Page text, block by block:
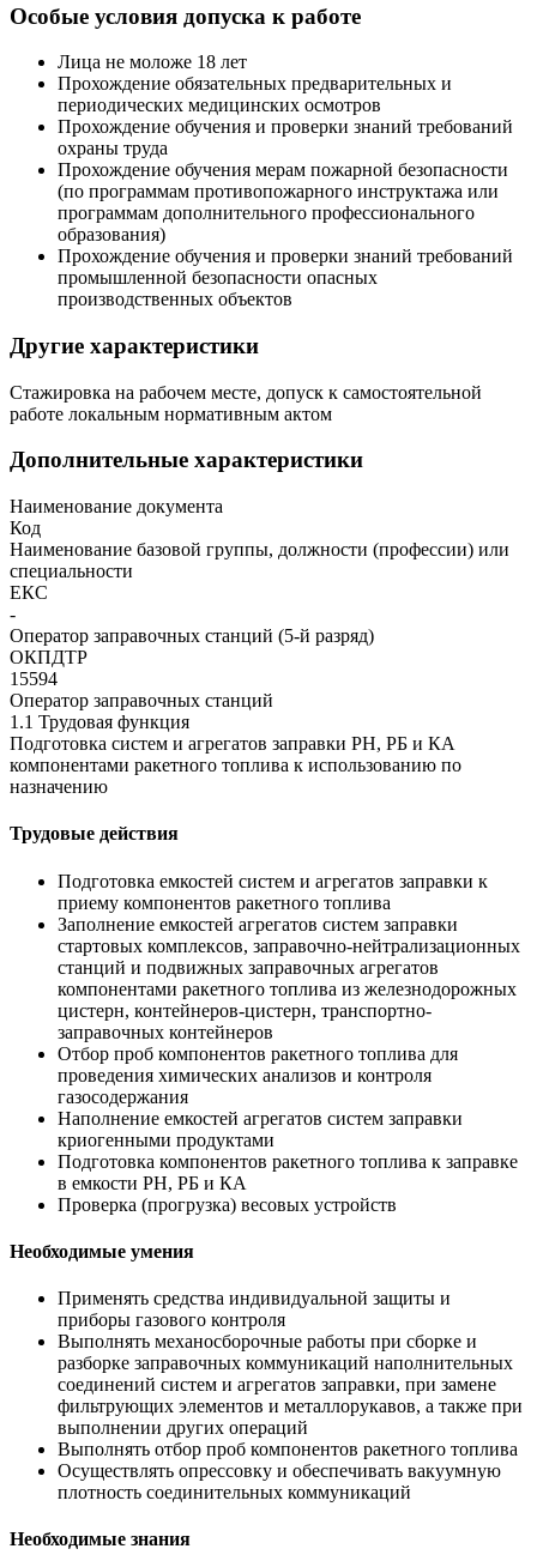
Особые условия допуска к работе
Лица не моложе 18 лет
Прохождение обязательных предварительных и
периодических медицинских осмотров
Прохождение обучения и проверки знаний требований
охраны труда
Прохождение обучения мерам пожарной безопасности
(по программам противопожарного инструктажа или
программам дополнительного профессионального
образования)
Прохождение обучения и проверки знаний требований
промышленной безопасности опасных
производственных объектов
Другие характеристики
Стажировка на рабочем месте, допуск к самостоятельной
работе локальным нормативным актом
Дополнительные характеристики
Наименование документа
Код
Наименование базовой группы, должности (профессии) или
специальности
ЕКС
-
Оператор заправочных станций (5-й разряд)
ОКПДТР
15594
Оператор заправочных станций
1.1 Трудовая функция
Подготовка систем и агрегатов заправки РН, РБ и КА
компонентами ракетного топлива к использованию по
назначению
Трудовые действия
Подготовка емкостей систем и агрегатов заправки к
приему компонентов ракетного топлива
Заполнение емкостей агрегатов систем заправки
стартовых комплексов, заправочно-нейтрализационных
станций и подвижных заправочных агрегатов
компонентами ракетного топлива из железнодорожных
цистерн, контейнеров-цистерн, транспортно-
заправочных контейнеров
Отбор проб компонентов ракетного топлива для
проведения химических анализов и контроля
газосодержания
Наполнение емкостей агрегатов систем заправки
криогенными продуктами
Подготовка компонентов ракетного топлива к заправке
в емкости РН, РБ и КА
Проверка (прогрузка) весовых устройств
Необходимые умения
Применять средства индивидуальной защиты и
приборы газового контроля
Выполнять механосборочные работы при сборке и
разборке заправочных коммуникаций наполнительных
соединений систем и агрегатов заправки, при замене
фильтрующих элементов и металлорукавов, а также при
выполнении других операций
Выполнять отбор проб компонентов ракетного топлива
Осуществлять опрессовку и обеспечивать вакуумную
плотность соединительных коммуникаций
Необходимые знания